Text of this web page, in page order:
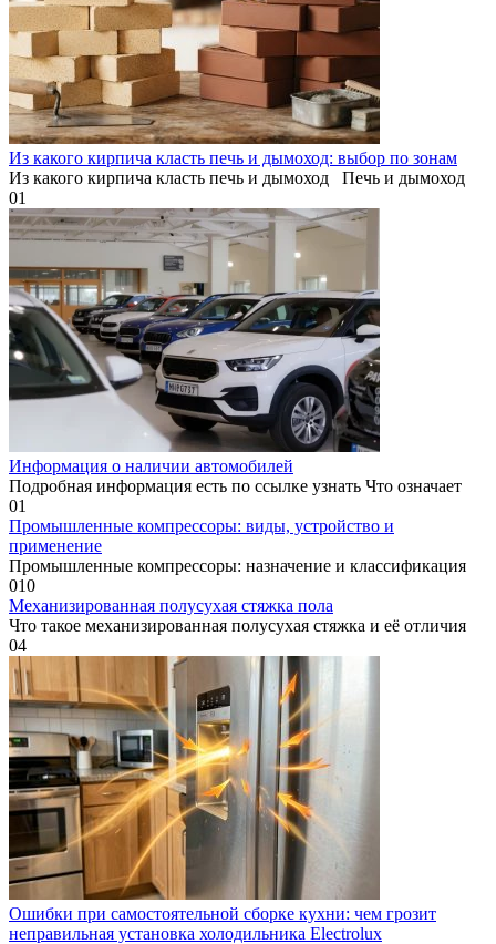
Из какого кирпича класть печь и дымоход: выбор по зонам
Из какого кирпича класть печь и дымоход Печь и дымоход
01
Информация о наличии автомобилей
Подробная информация есть по ссылке узнать Что означает
01
Промышленные компрессоры: виды, устройство и
применение
Промышленные компрессоры: назначение и классификация
010
Механизированная полусухая стяжка пола
Что такое механизированная полусухая стяжка и её отличия
04
Ошибки при самостоятельной сборке кухни: чем грозит
неправильная установка холодильника Electrolux